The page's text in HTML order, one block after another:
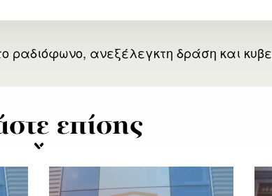
ανεξέλεγκτη δράση και
επίσης